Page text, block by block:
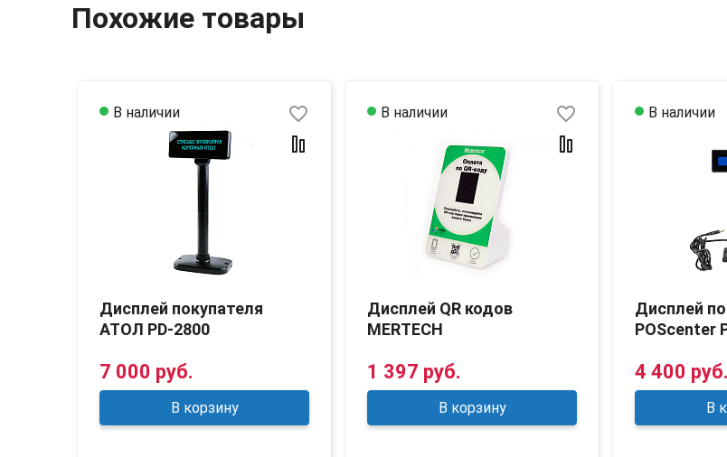
Похожие товары
Дисплей покупателя
АТОЛ PD-2800
favorite_border
7 000 руб.
В наличии
В корзину
Дисплей QR кодов
MERTECH
favorite_border
1 397 руб.
В наличии
В корзину
Дисплей
POScenter
4 400 руб.
В наличии
В